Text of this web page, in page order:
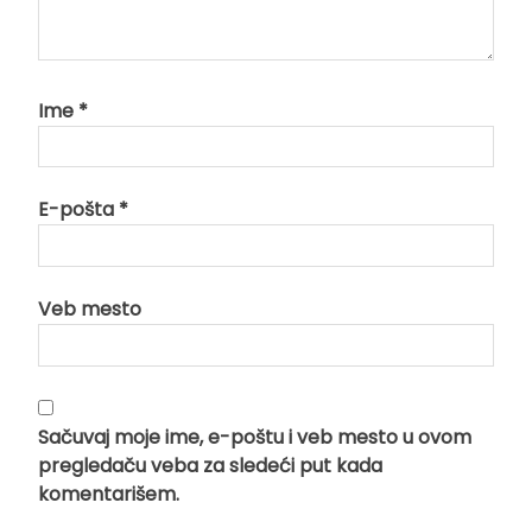
Ime *
E-pošta *
Veb mesto
Sačuvaj moje ime, e-poštu i veb mesto u ovom
pregledaču veba za sledeći put kada
komentarišem.